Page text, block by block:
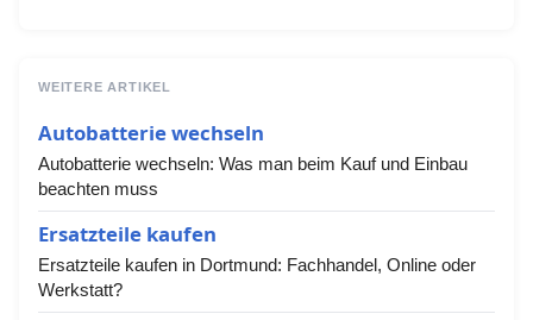
WEITERE ARTIKEL
Autobatterie wechseln
Autobatterie wechseln: Was man beim Kauf und Einbau
beachten muss
Ersatzteile kaufen
Ersatzteile kaufen in Dortmund: Fachhandel, Online oder
Werkstatt?